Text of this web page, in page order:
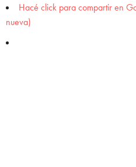
Hacé click para compartir en
nueva)